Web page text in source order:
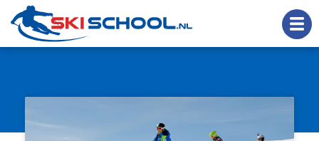
Overslaan
en
naar
de